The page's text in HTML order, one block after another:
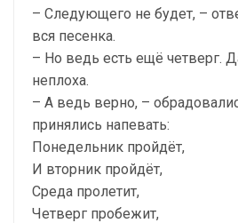
– Следующего не будет, –
вся песенка.
– Но ведь есть ещё четверг.
неплоха.
– А ведь верно, –
принялись напевать:
Понедельник пройдёт,
И вторник пройдёт,
Среда пролетит,
Четверг пробежит,